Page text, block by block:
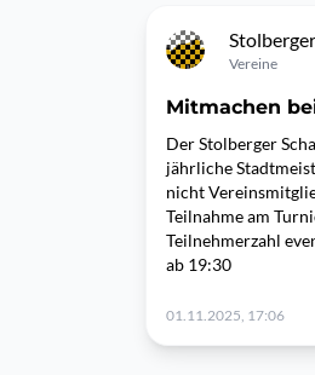
Vereine
Mitmachen
Der Stolberger
jährliche
nicht
Teilnahme am
Teilnehmerzahl
ab 19:30
01.11.2025, 17:06